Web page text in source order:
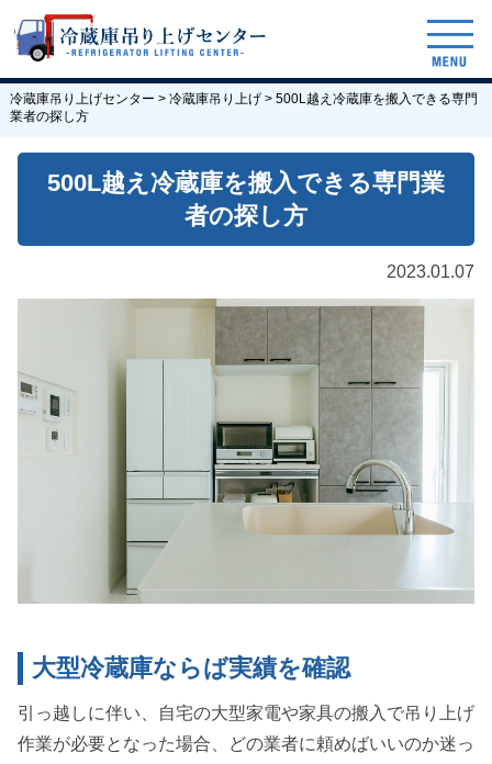
冷蔵庫吊り上げセンター > 冷蔵庫吊り上げ> 500L越え冷蔵庫を搬入できる専門
業者の探し方
500L越え冷蔵庫を搬入できる専門業
者の探し方
2023.01.07
大型冷蔵庫ならば実績を確認
引っ越しに伴い、自宅の大型家電や家具の搬入で吊り上げ
作業が必要となった場合、どの業者に頼めばいいのか迷っ